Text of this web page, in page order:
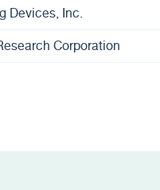
Devices, Inc.
Corporation